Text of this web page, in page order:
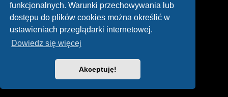
funkcjonalnych. Warunki przechowywania lub
dostępu do plików cookies można określić w
ustawieniach przeglądarki internetowej.
Dowiedz się więcej
Akceptuję!